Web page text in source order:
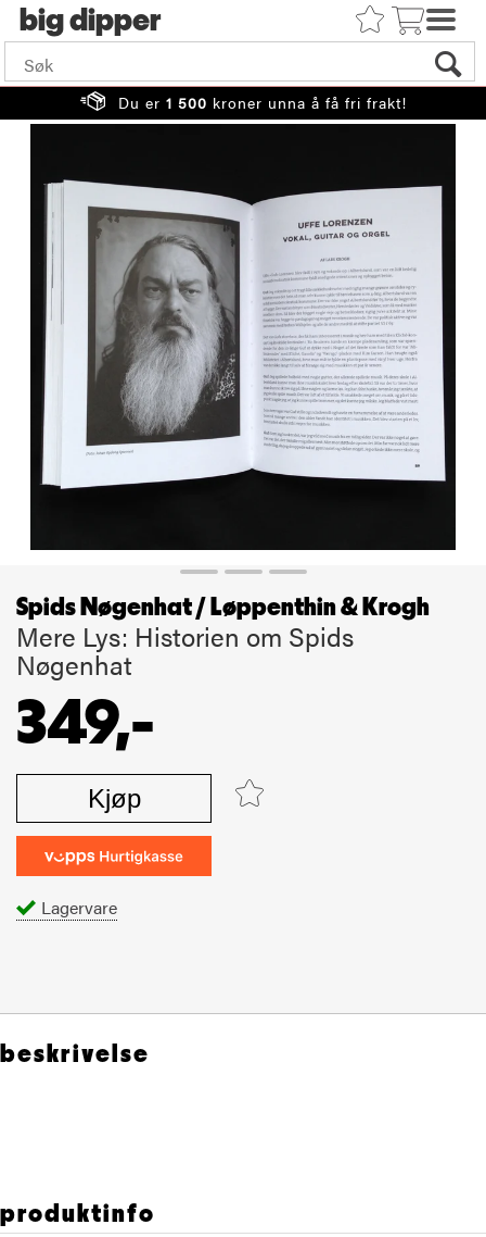
big
Du er 1 500 kroner unna å få fri frakt!
Spids Nøgenhat / Løppenthin & Krogh
Mere Lys: Historien om Spids
Nøgenhat
349,-
Kjøp
Lagervare
beskrivelse
produktinfo